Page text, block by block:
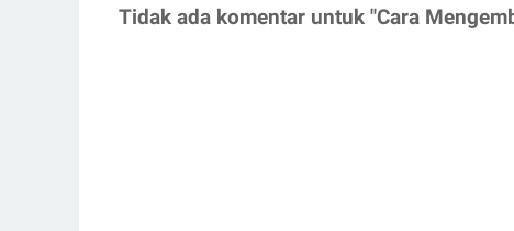
Tidak ada komentar untuk "Cara